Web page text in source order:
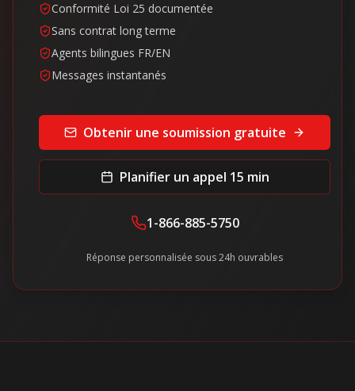
Conformité Loi 25 documentée
Sans contrat long terme
Agents bilingues FR/EN
Messages instantanés
Obtenir une soumission gratuite
Planifier un appel 15 min
1-866-885-5750
Réponse personnalisée sous 24h ouvrables